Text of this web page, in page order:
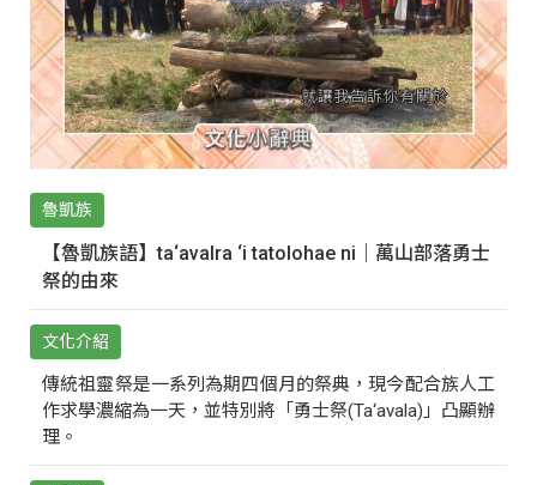
魯凱族
【魯凱族語】ta‘avalra ‘i tatolohae ni｜萬山部落勇士
祭的由來
文化介紹
傳統祖靈祭是一系列為期四個月的祭典，現今配合族人工
作求學濃縮為一天，並特別將「勇士祭(Ta‘avala)」凸顯辦
理。